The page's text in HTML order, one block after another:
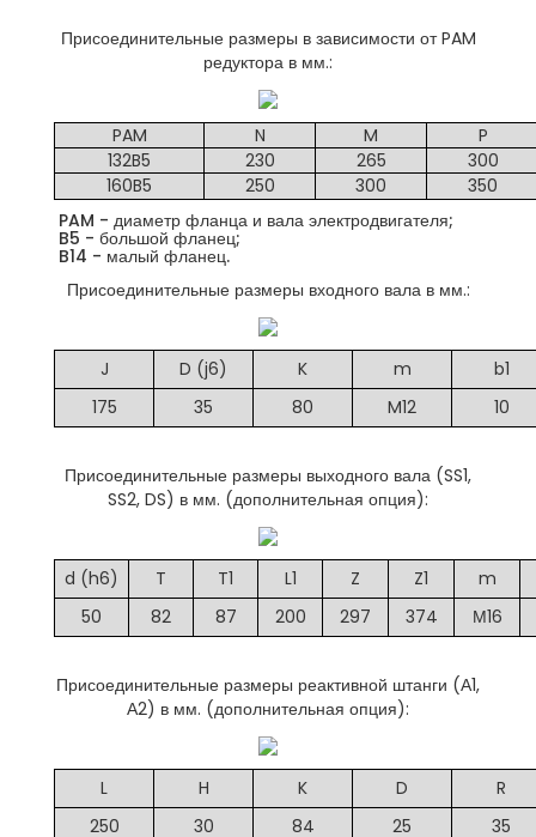
Присоединительные размеры в зависимости от PAM
редуктора в мм.:
PAM N M
P
132B5
230 265
300
160B5
250 300
350
PAM - диаметр фланца и вала электродвигателя;
B5 - большой фланец;
B14 - малый фланец.
Присоединительные размеры входного вала в мм.:
J D (j6) K m
b1
175
35 80 M12 10
Присоединительные размеры выходного вала (SS1,
SS2, DS) в мм. (дополнительная опция):
d (h6) T T1 L1 Z Z1
m
50
82 87 200 297 374 М16
Присоединительные размеры реактивной штанги (А1,
А2) в мм. (дополнительная опция):
L H K D
R
250
30 84 25 35